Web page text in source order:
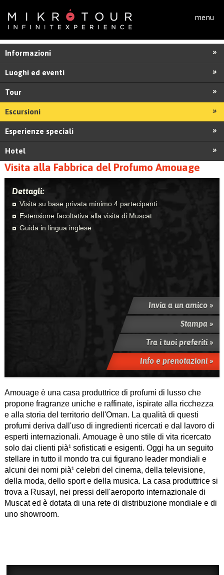
menu
Informazioni
Luoghi ed eventi
Tour
Escursioni
Esperienze speciali
Hotel
Visita alla Fabbrica del Profumo Amouage
Dettagli:
Visita su base privata minimo 4 partecipanti
Estensione facoltativa alla visita di Muscat
Guida in lingua inglese
Invia a un amico »
Stampa »
Tra i tuoi preferiti »
Info e prenotazioni »
Amouage è una casa produttrice di profumi di lusso che
propone fragranze uniche e raffinate, ispirate alla ricchezza
e alla storia del territorio dell'Oman. La qualità di questi
profumi deriva dall'uso di ingredienti ricercati e dal lavoro di
esperti internazionali. Amouage è uno stile di vita ricercato
solo dai clienti pià¹ sofisticati e esigenti. Oggi ha un seguito
stellare in tutto il mondo tra cui figurano leader mondiali e
alcuni dei nomi pià¹ celebri del cinema, della televisione,
della moda, dello sport e della musica. La casa produttrice si
trova a Rusayl, nei pressi dell'aeroporto internazionale di
Muscat ed è dotata di una rete di distribuzione mondiale e di
uno showroom.